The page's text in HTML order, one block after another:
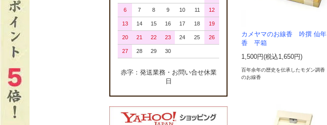
カメヤマのお線香 吟撰 仙年
香 平箱
1,500円(税込1,650円)
百年余年の歴史を伝承したモダン調香
のお線香
6 7 8 9 10 11 12
13 14 15 16 17 18 19
20 21 22 23 24 25 26
27 28 29 30
赤字：発送業務・お問い合せ休業
日